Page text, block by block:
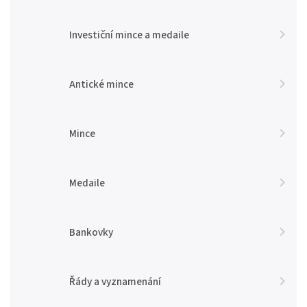
Investiční mince a medaile
Antické mince
Mince
Medaile
Bankovky
Řády a vyznamenání